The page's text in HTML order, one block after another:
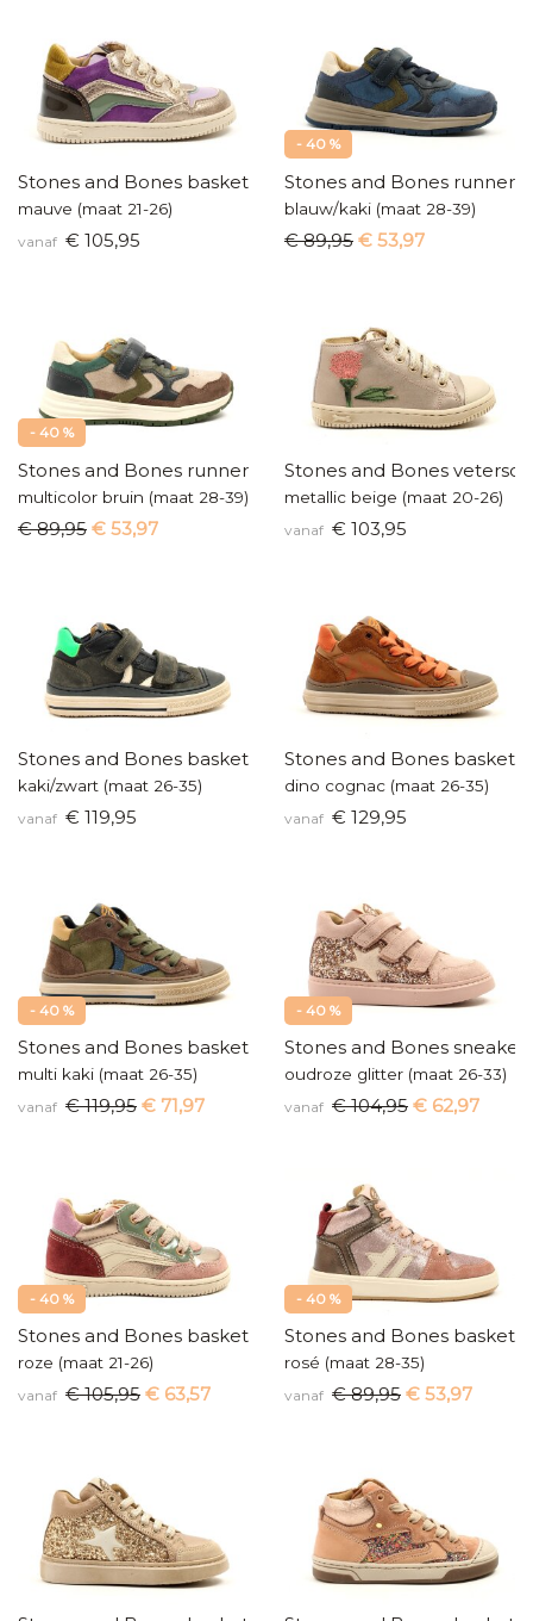
Stones and Bones baskettertje
mauve (maat 21-26)
vanaf € 105,95
- 40 %
Stones and Bones runners
blauw/kaki (maat 28-39)
€ 89,95 € 53,97
- 40 %
Stones and Bones runners
multicolor bruin (maat 28-39)
€ 89,95 € 53,97
Stones and Bones
metallic beige (maat 20-26)
vanaf € 103,95
Stones and Bones basketters
kaki/zwart (maat 26-35)
vanaf € 119,95
Stones and Bones
dino cognac (maat 26-35)
vanaf € 129,95
- 40 %
Stones and Bones basketters
multi kaki (maat 26-35)
vanaf € 119,95 € 71,97
- 40 %
Stones and Bones sneakers
oudroze glitter (maat 26-33)
vanaf € 104,95 € 62,97
- 40 %
Stones and Bones baskettertje
roze (maat 21-26)
vanaf € 105,95 € 63,57
- 40 %
Stones and Bones
rosé (maat 28-35)
vanaf € 89,95 € 53,97